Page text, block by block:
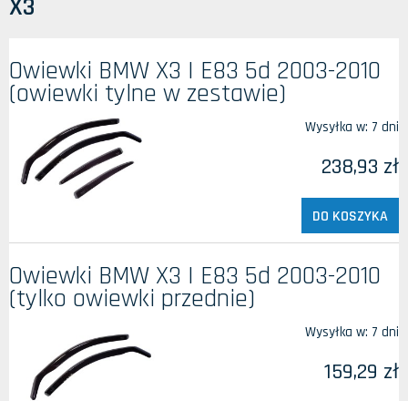
X3
Owiewki BMW X3 I E83 5d 2003-2010
(owiewki tylne w zestawie)
Wysyłka w: 7 dni
238,93 zł
DO KOSZYKA
Owiewki BMW X3 I E83 5d 2003-2010
(tylko owiewki przednie)
Wysyłka w: 7 dni
159,29 zł